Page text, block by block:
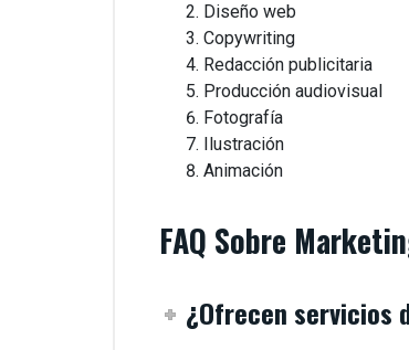
Diseño web
Copywriting
Redacción publicitaria
Producción audiovisual
Fotografía
Ilustración
Animación
FAQ Sobre
¿Ofrecen servicios